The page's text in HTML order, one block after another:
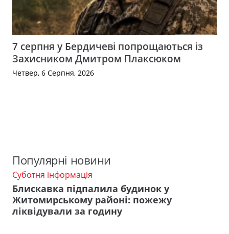
7 серпня у Бердичеві попрощаються із
Захисником Дмитром Плаксюком
Четвер, 6 Серпня, 2026
Популярні новини
Суботня інформація
Блискавка підпалила будинок у
Житомирському районі: пожежу
ліквідували за годину